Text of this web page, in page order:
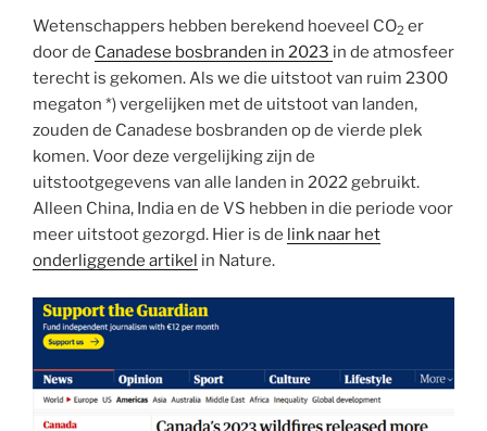
Wetenschappers hebben berekend hoeveel CO2 er
door de Canadese bosbranden in 2023 in de atmosfeer
terecht is gekomen. Als we die uitstoot van ruim 2300
megaton *) vergelijken met de uitstoot van landen,
zouden de Canadese bosbranden op de vierde plek
komen. Voor deze vergelijking zijn de
uitstootgegevens van alle landen in 2022 gebruikt.
Alleen China, India en de VS hebben in die periode voor
meer uitstoot gezorgd. Hier is de link naar het
onderliggende artikel in Nature.